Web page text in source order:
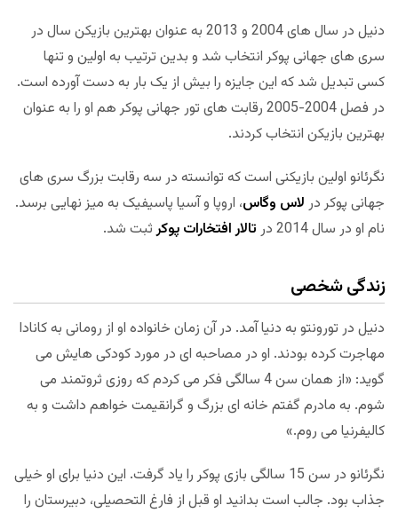
دنیل در سال های 2004 و 2013 به عنوان بهترین بازیکن سال در
سری های جهانی پوکر انتخاب شد و بدین ترتیب به اولین و تنها
کسی تبدیل شد که این جایزه را بیش از یک بار به دست آورده است.
در فصل 2004-2005 رقابت های تور جهانی پوکر هم او را به عنوان
بهترین بازیکن انتخاب کردند.
نگرئانو اولین بازیکنی است که توانسته در سه رقابت بزرگ سری های
جهانی پوکر در لاس وگاس، اروپا و آسیا پاسیفیک به میز نهایی برسد.
نام او در سال 2014 در
تالار افتخارات پوکرثبت شد.
زندگی شخصی
دنیل در تورونتو به دنیا آمد. در آن زمان خانواده او از رومانی به کانادا
مهاجرت کرده بودند. او در مصاحبه ای در مورد کودکی هایش می
گوید: «از همان سن 4 سالگی فکر می کردم که روزی ثروتمند می
شوم. به مادرم گفتم خانه ای بزرگ و گرانقیمت خواهم داشت و به
کالیفرنیا می روم.»
نگرئانو در سن 15 سالگی بازی پوکر را یاد گرفت. این دنیا برای او خیلی
جذاب بود. جالب است بدانید او قبل از فارغ التحصیلی، دبیرستان را